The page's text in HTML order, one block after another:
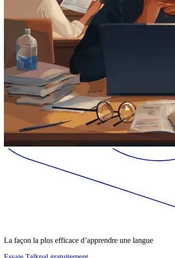
La façon la plus efficace d’apprendre une langue